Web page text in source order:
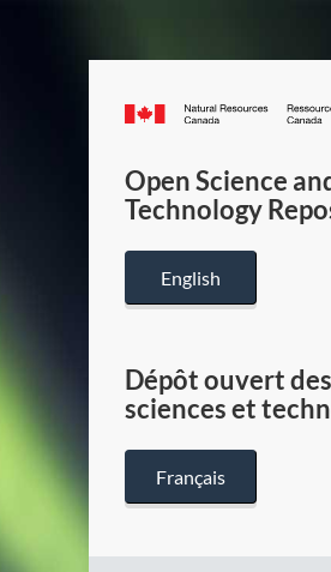
Canada.ca
Open Science
Technology
English
Dépôt ouvert des
sciences et
Français